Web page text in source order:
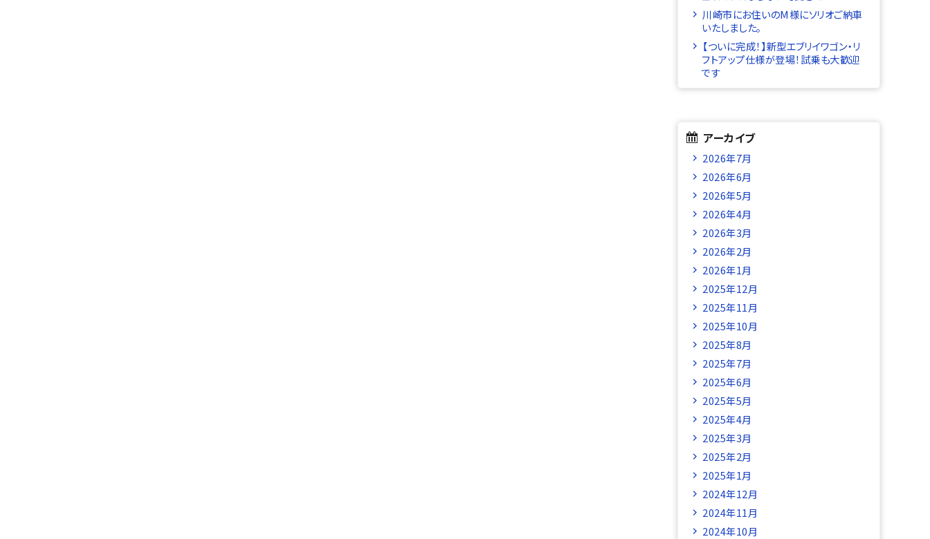
川崎市にお住いのM様にソリオご納車
いたしました。
【ついに完成！】新型エブリイワゴン・リ
フトアップ仕様が登場！試乗も大歓迎
です
アーカイブ
2026年7月
2026年6月
2026年5月
2026年4月
2026年3月
2026年2月
2026年1月
2025年12月
2025年11月
2025年10月
2025年8月
2025年7月
2025年6月
2025年5月
2025年4月
2025年3月
2025年2月
2025年1月
2024年12月
2024年11月
2024年10月